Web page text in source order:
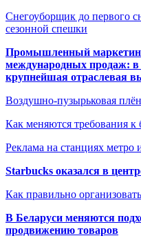
Снегоуборщик до первого
сезонной спешки
Промышленный
международных продаж: в
крупнейшая отраслевая
Воздушно-пузырьковая
Как меняются требования
Реклама на станциях метро
Starbucks оказался в
Как правильно
В Беларуси меняются
продвижению товаров